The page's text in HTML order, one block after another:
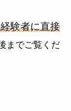
験者に直接
までご覧くだ